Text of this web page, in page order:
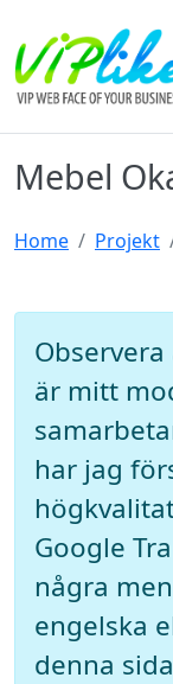
Mebel
Home Projekt
är mitt
har jag
Google
några
engelska
denna